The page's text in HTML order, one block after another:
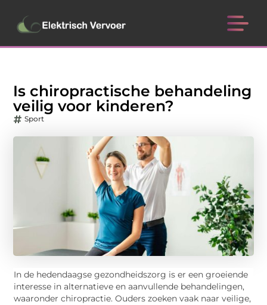
Is chiropractische behandeling
veilig voor kinderen?
Sport
In de hedendaagse gezondheidszorg is er een groeiende
interesse in alternatieve en aanvullende behandelingen,
waaronder chiropractie. Ouders zoeken vaak naar veilige,